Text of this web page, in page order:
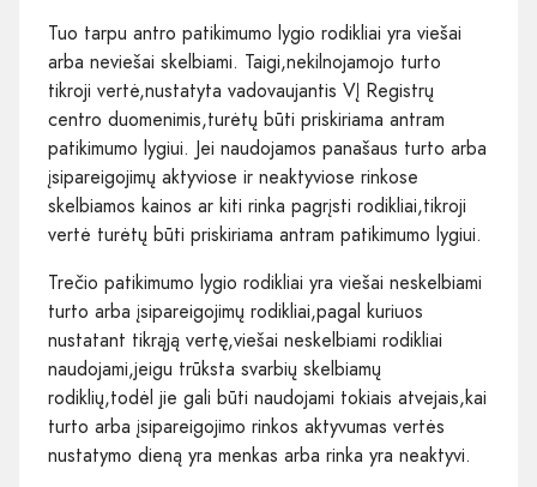
Tuo tarpu antro patikimumo lygio rodikliai yra viešai
arba neviešai skelbiami. Taigi,nekilnojamojo turto
tikroji vertė,nustatyta vadovaujantis VĮ Registrų
centro duomenimis,turėtų būti priskiriama antram
patikimumo lygiui. Jei naudojamos panašaus turto arba
įsipareigojimų aktyviose ir neaktyviose rinkose
skelbiamos kainos ar kiti rinka pagrįsti rodikliai,tikroji
vertė turėtų būti priskiriama antram patikimumo lygiui.
Trečio patikimumo lygio rodikliai yra viešai neskelbiami
turto arba įsipareigojimų rodikliai,pagal kuriuos
nustatant tikrąją vertę,viešai neskelbiami rodikliai
naudojami,jeigu trūksta svarbių skelbiamų
rodiklių,todėl jie gali būti naudojami tokiais atvejais,kai
turto arba įsipareigojimo rinkos aktyvumas vertės
nustatymo dieną yra menkas arba rinka yra neaktyvi.